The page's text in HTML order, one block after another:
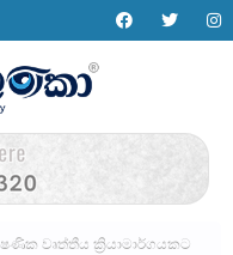
වෘත්තීය ක්‍රියාමාර්ගයකට